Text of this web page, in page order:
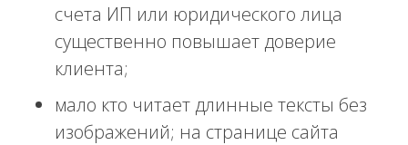
счета ИП или юридического лица
существенно повышает доверие
клиента;
мало кто читает длинные тексты без
изображений; на странице сайта